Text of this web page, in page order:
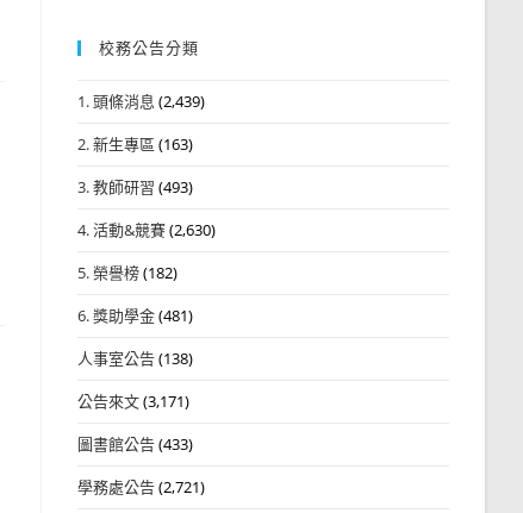
校務公告分類
1. 頭條消息 (2,439)
2. 新生專區 (163)
3. 教師研習 (493)
4. 活動&競賽(2,630)
5. 榮譽榜(182)
6. 獎助學金(481)
人事室公告(138)
公告來文(3,171)
圖書館公告(433)
學務處公告(2,721)